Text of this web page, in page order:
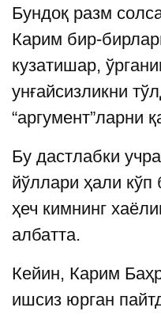
Бундоқ разм
Карим бир-
кузатишар,
унғайсизликни
“аргумент”ларни
Бу дастлабки
йўллари ҳали
ҳеч кимнинг
албатта.
Кейин, Карим
ишсиз юрган